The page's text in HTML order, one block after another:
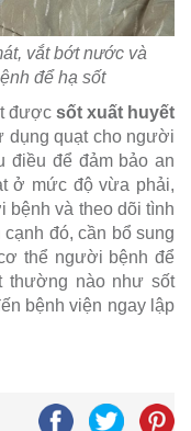
vắt bớt nước và
để hạ sốt
được sốt xuất huyết
dụng quạt cho người
điều để đảm bảo an
ở mức độ vừa phải,
bệnh và theo dõi tình
đó, cần bổ sung
thể người bệnh để
thường nào như sốt
bệnh viện ngay lập